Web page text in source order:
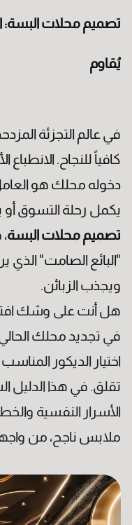
الكنية
تصميم محلات البسة:
يُقاوم
في عالم التجزئة
كافياً للنجاح.
دخوله محلك هو
يكمل رحلة التسوق أو
تصميم محلات البسة
"البائع الصامت" الذي
ويجذب الزبائن.
هل أنت على وشك
في تجديد محلك
اختيار الديكور
تقلق. في هذا
الأسرار النفسية
ملابس ناجح، من